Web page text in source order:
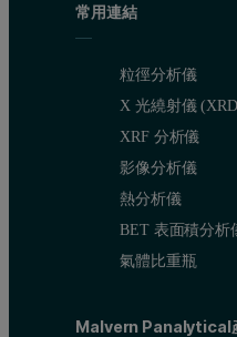
常用連結
粒徑分析儀
X 光繞射儀
XRF 分析儀
影像分析儀
熱分析儀
BET 表面積分析
氣體比重瓶
Malvern Panalytical